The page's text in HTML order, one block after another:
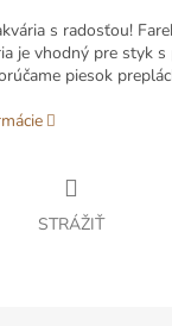
s radosťou!
je vhodný pre styk s
piesok
STRÁŽIŤ